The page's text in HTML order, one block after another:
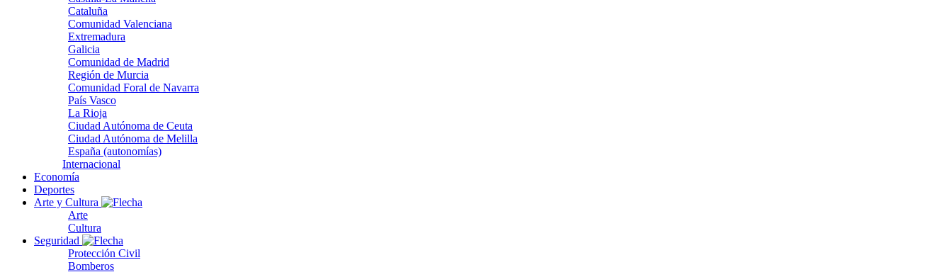
Cataluña
Comunidad Valenciana
Extremadura
Galicia
Comunidad de Madrid
Región de Murcia
Comunidad Foral de Navarra
País Vasco
La Rioja
Ciudad Autónoma de Ceuta
Ciudad Autónoma de Melilla
España (autonomías)
Internacional
Economía
Deportes
Arte y Cultura
Arte
Cultura
Seguridad
Protección Civil
Bomberos